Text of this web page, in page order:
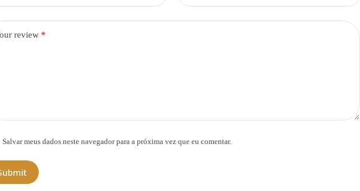
review *
Salvar meus dados neste navegador para a próxima vez que eu comentar.